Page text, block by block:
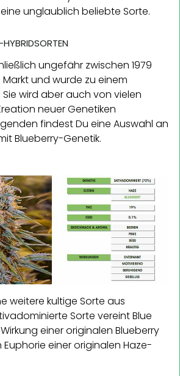
unglaublich beliebte Sorte.
HYBRIDSORTEN
ungefähr zwischen 1979
und wurde zu einem
wird aber auch von vielen
neuer Genetiken
findest Du eine Auswahl an
Blueberry-Genetik.
weitere kultige Sorte aus
Sorte vereint Blue
einer originalen Blueberry
einer originalen Haze-